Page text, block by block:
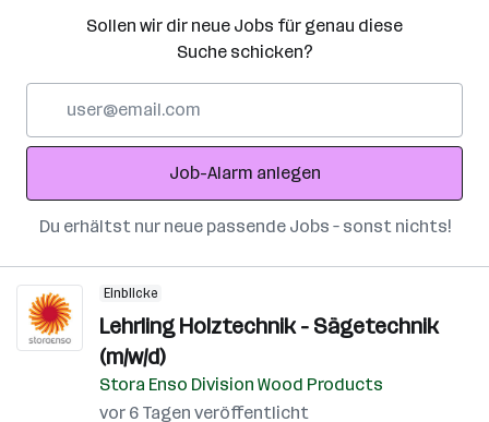
Sollen wir dir neue Jobs für genau diese
Suche schicken?
Adresse
Job-Alarm anlegen
Du erhältst nur neue passende Jobs – sonst nichts!
Einblicke
Lehrling Holztechnik - Sägetechnik
(m/w/d)
Stora Enso Division Wood Products
vor 6 Tagen veröffentlicht